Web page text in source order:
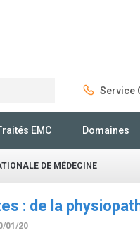
Service
EMC Domaines
DE MÉDECINE
: de la
01/20